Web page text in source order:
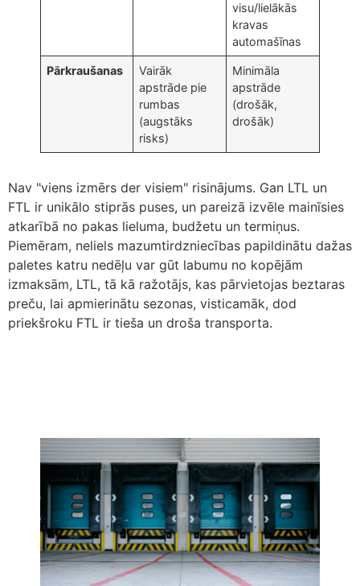
visu/lielākās
kravas
automašīnas
Pārkraušanas
Vairāk
apstrāde pie
rumbas
(augstāks
risks)
Minimāla
apstrāde
(drošāk,
drošāk)
Nav "viens izmērs der visiem" risinājums. Gan LTL un
FTL ir unikālo stiprās puses, un pareizā izvēle mainīsies
atkarībā no pakas lieluma, budžetu un termiņus.
Piemēram, neliels mazumtirdzniecības papildinātu dažas
paletes katru nedēļu var gūt labumu no kopējām
izmaksām, LTL, tā kā ražotājs, kas pārvietojas beztaras
preču, lai apmierinātu sezonas, visticamāk, dod
priekšroku FTL ir tieša un droša transporta.